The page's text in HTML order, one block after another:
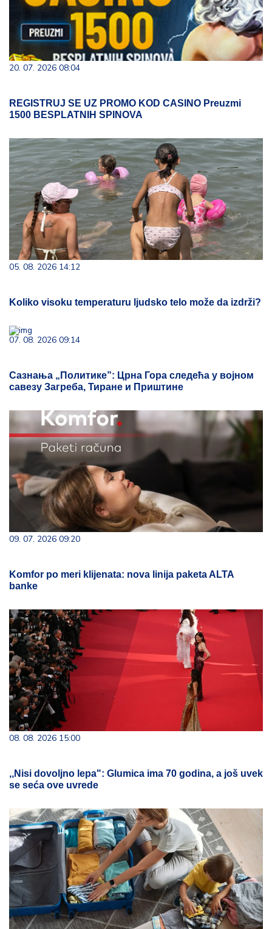
20. 07. 2026 08:04
REGISTRUJ SE UZ PROMO KOD CASINO Preuzmi
1500 BESPLATNIH SPINOVA
05. 08. 2026 14:12
Koliko visoku temperaturu ljudsko telo može da izdrži?
07. 08. 2026 09:14
Сазнања „Политике”: Црна Гора следећа у војном
савезу Загреба, Тиране и Приштине
09. 07. 2026 09:20
Komfor po meri klijenata: nova linija paketa ALTA
banke
08. 08. 2026 15:00
,,Nisi dovoljno lepa": Glumica ima 70 godina, a još uvek
se seća ove uvrede